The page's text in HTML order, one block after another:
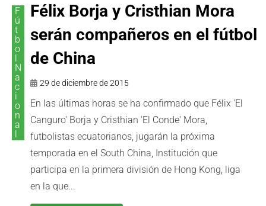
F
ú
t
b
o
l
N
a
c
i
o
n
a
l
Félix Borja y Cristhian Mora
serán compañeros en el fútbol
de China
29 de diciembre de 2015
En las últimas horas se ha confirmado que Félix 'El
Canguro' Borja y Cristhian 'El Conde' Mora,
futbolistas ecuatorianos, jugarán la próxima
temporada en el South China, Institución que
participa en la primera división de Hong Kong, liga
en la que...